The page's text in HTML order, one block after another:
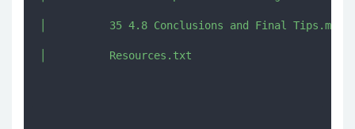
│          35 4.8 Conclusions and Final Tips.mkv
│          Resources.txt